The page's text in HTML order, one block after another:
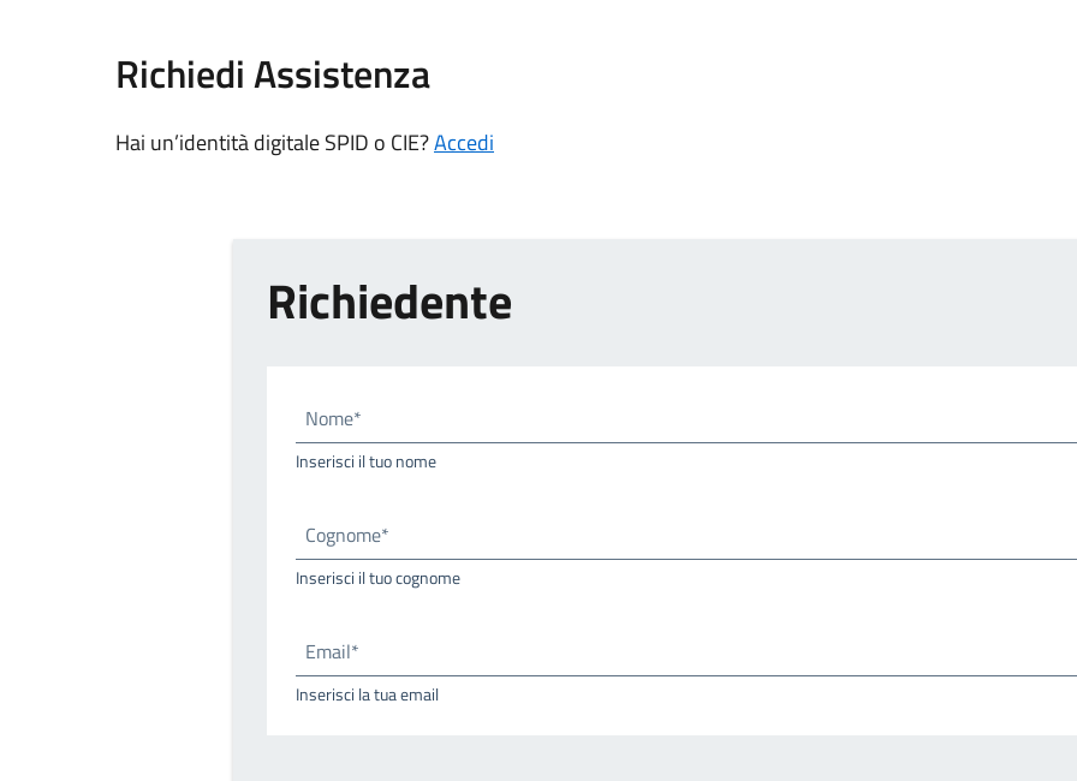
Richiedi Assistenza
Hai un’identità digitale SPID o CIE?Accedi
Richiedente
Nome*
Inserisci il tuo nome
Cognome*
Inserisci il tuo cognome
Email*
Inserisci la tua email